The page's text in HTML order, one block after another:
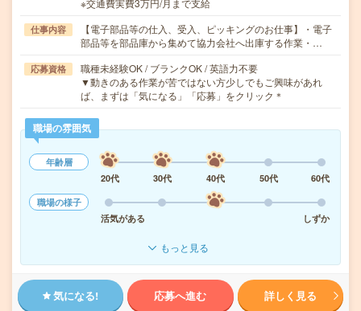
※交通費実費3万円/月まで支給
仕事内容
【電子部品等の仕入、受入、ピッキングのお仕事】・電子
部品等を部品庫から集めて協力会社へ出庫する作業・…
応募資格
職種未経験OK / ブランクOK / 英語力不要
▼動きのある作業が苦ではない方少しでもご興味があれ
ば、まずは「気になる」「応募」をクリック＊
職場の雰囲気
年齢層
20代
30代 40代 50代
60代
職場の様子
活気がある
しずか
もっと見る
気になる! 応募へ進む 詳しく見る